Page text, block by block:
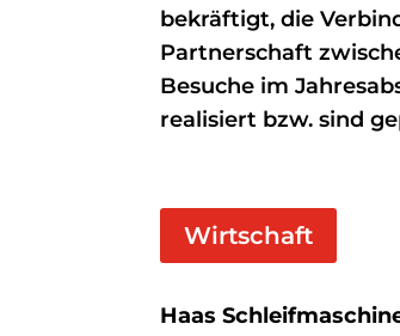
bekräftigt, die
Partnerschaft
Besuche im
realisiert bzw. sind
Wirtschaft
Haas